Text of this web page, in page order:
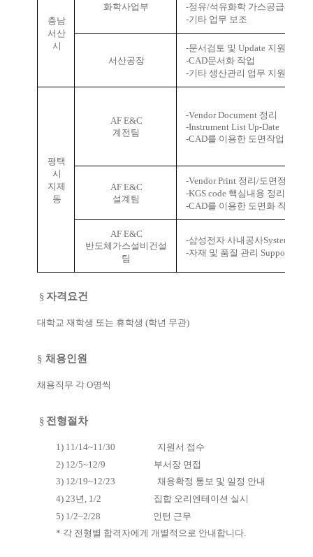
충남
서산
시
화학사업부
-정유/석유화학 가스공급&
-기타 업무 보조
서산공장
-문서검토 및 Update 지원
-CAD문서화 작업
-기타 생산관리 업무 지원
평택
시
지제
동
AF E&C
계전팀
-Vendor Document 정리
-Instrument List Up-Date
-CAD를 이용한 도면작업
AF E&C
설계팀
-Vendor Print 정리/도면정리
-KGS code 핵심내용 정리
-CAD를 이용한 도면화 작업
AF E&C
반도체가스설비건설
팀
-삼성전자 사내공사System
-자재 및 품질 관리 Support
§ 자격요건
대학교 재학생 또는 휴학생 (학년 무관)
§ 채용인원
채용직무 각 O명씩
§ 전형절차
1) 11/14~11/30 지원서 접수
2) 12/5~12/9 부서장 면접
3) 12/19~12/23 채용확정 통보 및 일정 안내
4) 23년 , 1/2 집합 오리엔테이션 실시
5) 1/2~2/28 인턴 근무
* 각 전형별 합격자에게 개별적으로 안내합니다.